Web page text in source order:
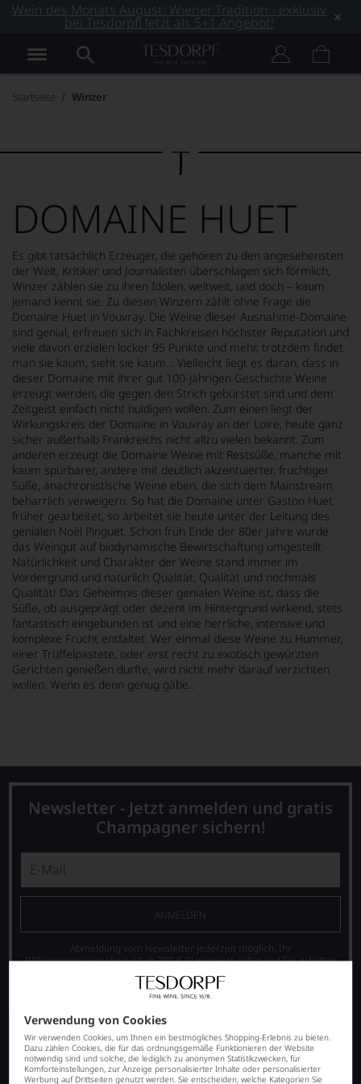
Verwendung von Cookies
Wir verwenden Cookies, um Ihnen ein bestmögliches Shopping-Erlebnis zu bieten.
Dazu zählen Cookies, die für das ordnungsgemäße Funktionieren der Website
notwendig sind und solche, die lediglich zu anonymen Statistikzwecken, für
Komforteinstellungen, zur Anzeige personalisierter Inhalte oder personalisierter
Werbung auf Drittseiten genutzt werden. Sie entscheiden, welche Kategorien Sie
Wein des Monats August: Wiener Tradition - exklusiv
bei Tesdorpf! Jetzt als 5+1 Angebot!
Startseite Winzer
DOMAINE HUET
Es gibt tatsächlich Erzeuger, die gehören zu den angesehensten
der Welt, Kritiker und Journalisten überschlagen sich förmlich,
Winzer zählen sie zu ihren Idolen, weltweit, und doch – kaum
jemand kennt sie. Zu diesen Winzern zählt ohne Frage die
Domaine Huet in Vouvray. Die Weine dieser Ausnahme-Domaine
sind genial, erfreuen sich in Fachkreisen höchster Reputation und
viele davon erzielen locker 95 Punkte und mehr, trotzdem findet
man sie kaum, sieht sie kaum… Vielleicht liegt es daran, dass in
dieser Domaine mit ihrer gut 100-jährigen Geschichte Weine
erzeugt werden, die gegen den Strich gebürstet sind und dem
Zeitgeist einfach nicht huldigen wollen. Zum einen liegt der
Wirkungskreis der Domaine in Vouvray an der Loire, heute ganz
sicher außerhalb Frankreichs nicht allzu vielen bekannt. Zum
anderen erzeugt die Domaine Weine mit Restsüße, manche mit
kaum spürbarer, andere mit deutlich akzentuierter, fruchtiger
Süße, anachronistische Weine eben, die sich dem Mainstream
beharrlich verweigern. So hat die Domaine unter Gaston Huet
früher gearbeitet, so arbeitet sie heute unter der Leitung des
genialen Noël Pinguet. Schon früh Ende der 80er Jahre wurde
das Weingut auf biodynamische Bewirtschaftung umgestellt.
Natürlichkeit und Charakter der Weine stand immer im
Vordergrund und natürlich Qualität, Qualität und nochmals
Qualität! Das Geheimnis dieser genialen Weine ist, dass die
Süße, ob ausgeprägt oder dezent im Hintergrund wirkend, stets
fantastisch eingebunden ist und eine herrliche, intensive und
komplexe Frucht entfaltet. Wer einmal diese Weine zu Hummer,
einer Trüffelpastete, oder erst recht zu exotisch gewürzten
Gerichten genießen durfte, wird nicht mehr darauf verzichten
wollen. Wenn es denn genug gäbe..
Newsletter - Jetzt anmelden und gratis
Champagner sichern!
ANMELDEN
Abmeldung vom Newsletter jederzeit möglich. Ihr
Willkommensgutschein ist ab 200 € Warenwert gültig und Sie erhalten
Informationen zu unserer Datenverarbeitung finden Sie